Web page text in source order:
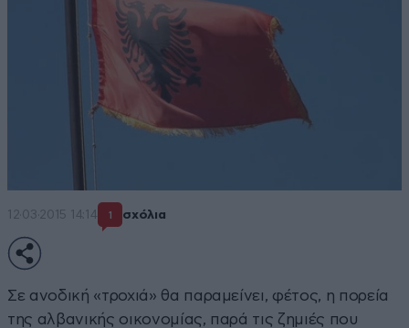
12·03·2015 14:14 1 σχόλια
Σε ανοδική «τροχιά» θα παραμείνει, φέτος, η πορεία
της αλβανικής οικονομίας, παρά τις ζημιές που